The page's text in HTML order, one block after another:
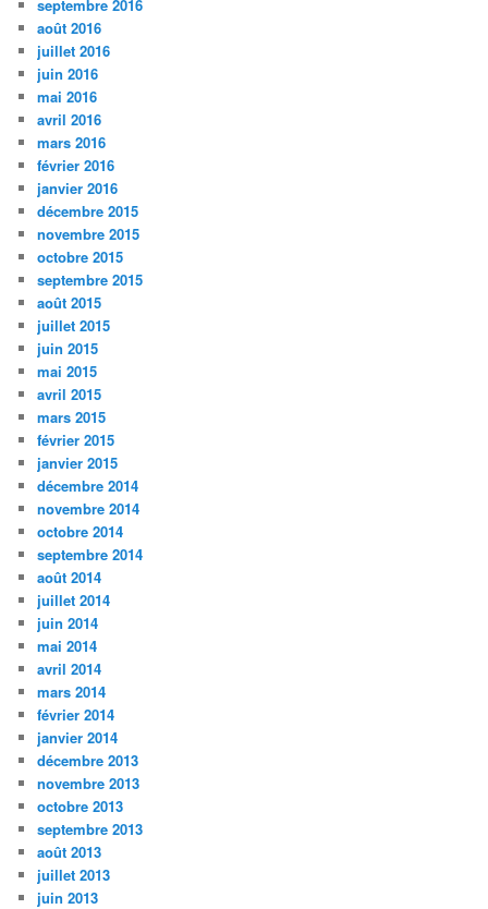
septembre 2016
août 2016
juillet 2016
juin 2016
mai 2016
avril 2016
mars 2016
février 2016
janvier 2016
décembre 2015
novembre 2015
octobre 2015
septembre 2015
août 2015
juillet 2015
juin 2015
mai 2015
avril 2015
mars 2015
février 2015
janvier 2015
décembre 2014
novembre 2014
octobre 2014
septembre 2014
août 2014
juillet 2014
juin 2014
mai 2014
avril 2014
mars 2014
février 2014
janvier 2014
décembre 2013
novembre 2013
octobre 2013
septembre 2013
août 2013
juillet 2013
juin 2013